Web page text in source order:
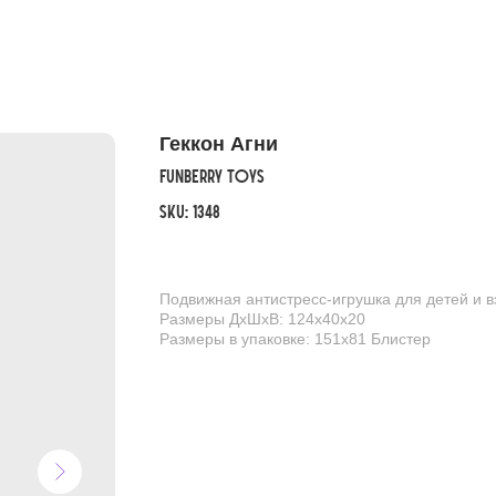
Геккон Агни
FunBerry Toys
SKU: 1348
Подвижная антистресс-игрушка для детей и
Размеры ДхШхВ: 124х40х20
Размеры в упаковке: 151х81 Блистер